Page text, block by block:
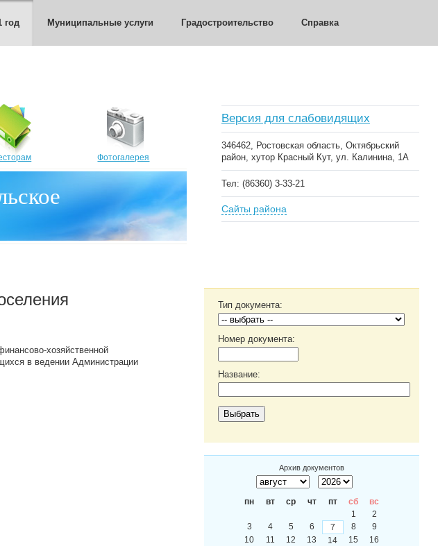
год Муниципальные услуги Градостроительство Справка
Фотогалерея
Версия для слабовидящих
346462, Ростовская область, Октябрьский
район, хутор Красный Кут, ул. Калинина, 1А
Тел: (86360) 3-33-21
Сайты района
хозяйственной
в ведении Администрации
Тип документа:
Номер документа:
Название:
Архив документов
пн вт ср чт пт сб
вс
1
2
3
4 5 6 7 8
9
10
11 12 13 14 15
16